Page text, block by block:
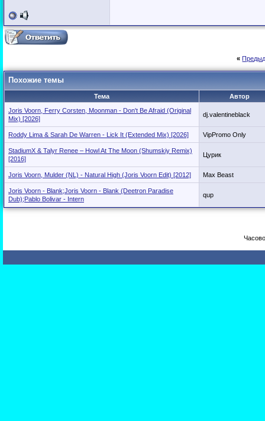
«
Похожие темы
Тема
Автор
Joris Voorn, Ferry Corsten, Moonman - Don't Be Afraid (Original
Mix) [2026]
dj.valentineblack
Roddy Lima & Sarah De Warren - Lick It (Extended Mix) [2026] VipPromo Only
StadiumX & Talyr Renee – Howl At The Moon (Shumskiy Remix)
[2016]
Цурик
Joris Voorn, Mulder (NL) - Natural High (Joris Voorn Edit) [2012] Max Beast
Joris Voorn - Blank;Joris Voorn - Blank (Deetron Paradise
Dub);Pablo Bolivar - Intern
qup